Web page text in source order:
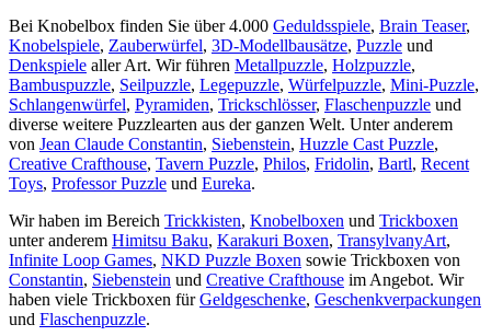
Bei Knobelbox finden Sie über 4.000 Geduldsspiele, Brain Teaser,
Knobelspiele, Zauberwürfel, 3D-Modellbausätze, Puzzle und
Denkspiele aller Art. Wir führen Metallpuzzle, Holzpuzzle,
Bambuspuzzle, Seilpuzzle, Legepuzzle, Würfelpuzzle, Mini-Puzzle,
Schlangenwürfel, Pyramiden, Trickschlösser, Flaschenpuzzle und
diverse weitere Puzzlearten aus der ganzen Welt. Unter anderem
von Jean Claude Constantin, Siebenstein, Huzzle Cast Puzzle,
Creative Crafthouse, Tavern Puzzle, Philos, Fridolin, Bartl, Recent
Toys, Professor Puzzle und Eureka.
Wir haben im Bereich Trickkisten, Knobelboxen und Trickboxen
unter anderem Himitsu Baku, Karakuri Boxen, TransylvanyArt,
Infinite Loop Games, NKD Puzzle Boxen sowie Trickboxen von
Constantin, Siebenstein und Creative Crafthouse im Angebot. Wir
haben viele Trickboxen fürGeldgeschenke, Geschenkverpackungen
und Flaschenpuzzle.